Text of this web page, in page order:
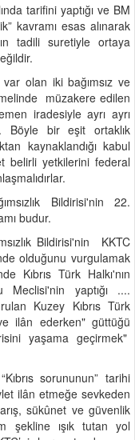
tarifini yaptığı ve BM
kavramı esas alınarak
tadili suretiyle ortaya
olan iki bağımsız ve
müzakere edilen
iradesiyle ayrı ayrı
Böyle bir eşit ortaklık
kaynaklandığı kabul
belirli yetkilerini federal
Bildirisi'nin 22.
budur.
Bildirisi'nin KKTC
olduğunu vurgulamak
Kıbrıs Türk Halkı'nın
Meclisi'nin yaptığı ....
Kuzey Kıbrıs Türk
ilân ederken" güttüğü
yaşama geçirmek"
sorununun” tarihi
ilân etmeğe sevkeden
sükûnet ve güvenlik
şekline ışık tutan yol